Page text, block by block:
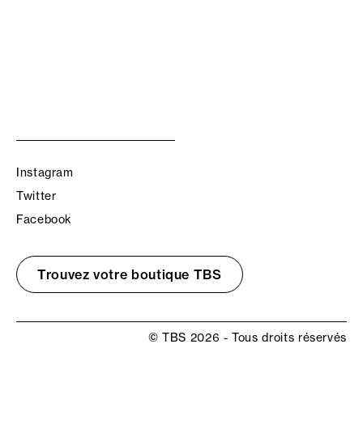
Instagram
Twitter
Facebook
Trouvez votre boutique TBS
© TBS 2026 - Tous droits réservés